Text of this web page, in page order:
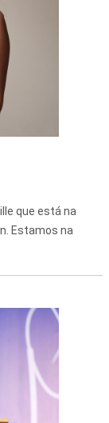
que está na
Estamos na